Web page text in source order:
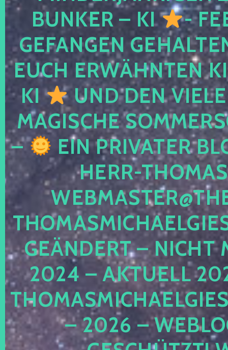
BUNKER – KI
-
GEFANGEN
EUCH ERWÄHNTEN
KI
UND DEN
MAGISCHE
–
EIN PRIVATER
HERR-
GEÄNDERT – NICHT
2024 – AKTUELL
– 2026 –